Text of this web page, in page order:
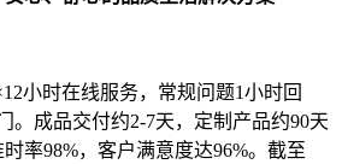
小时在线服务，常规问题1小时回
。成品交付约2-7天，定制产品约90天
率98%，客户满意度达96%。截至